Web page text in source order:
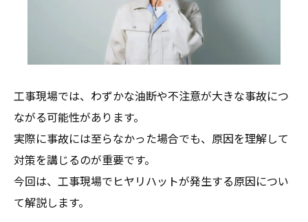
工事現場では、わずかな油断や不注意が大きな事故につ
ながる可能性があります。
実際に事故には至らなかった場合でも、原因を理解して
対策を講じるのが重要です。
今回は、工事現場でヒヤリハットが発生する原因につい
て解説します。